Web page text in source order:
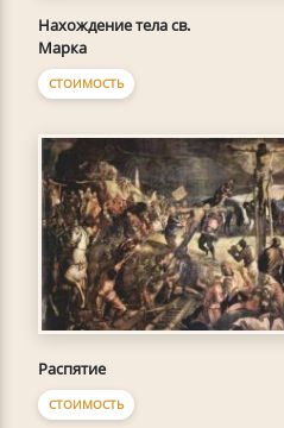
Нахождение тела св.
Марка
СТОИМОСТЬ
Распятие
СТОИМОСТЬ